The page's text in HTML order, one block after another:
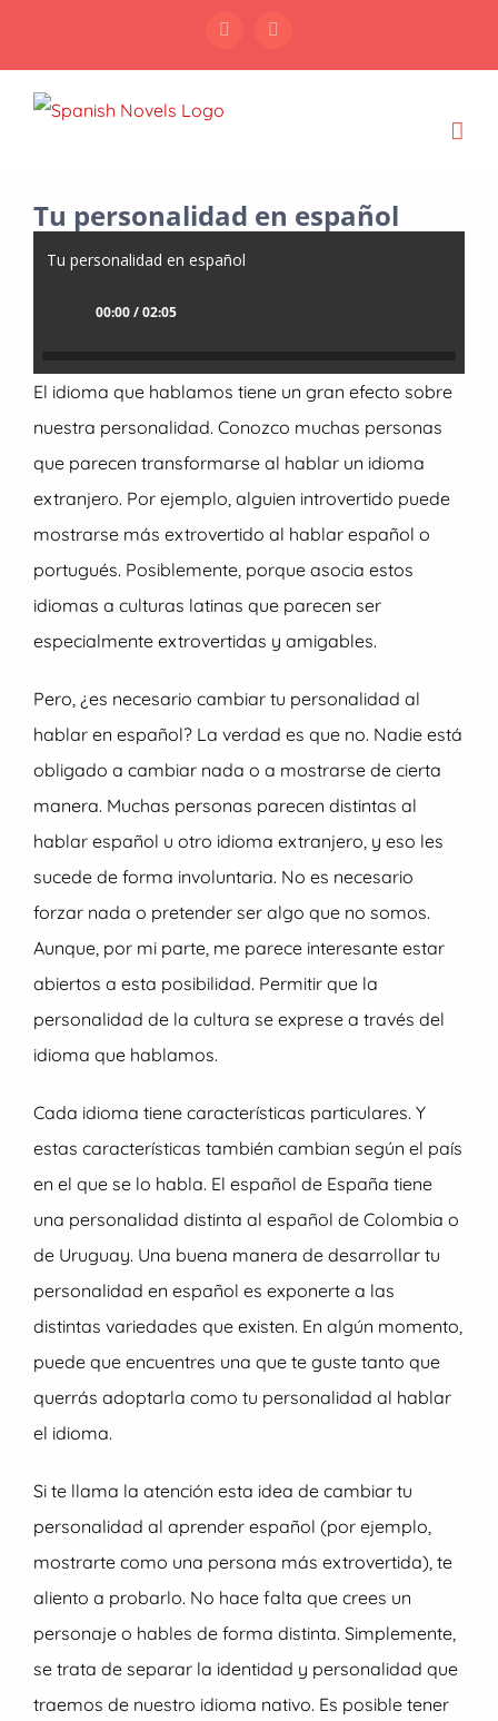
content
FacebookInstagram
Tu personalidad en español
Tu personalidad en español
00:00 / 02:05
El idioma que hablamos tiene un gran efecto sobre
nuestra personalidad. Conozco muchas personas
que parecen transformarse al hablar un idioma
extranjero. Por ejemplo, alguien introvertido puede
mostrarse más extrovertido al hablar español o
portugués. Posiblemente, porque asocia estos
idiomas a culturas latinas que parecen ser
especialmente extrovertidas y amigables.
Pero, ¿es necesario cambiar tu personalidad al
hablar en español? La verdad es que no. Nadie está
obligado a cambiar nada o a mostrarse de cierta
manera. Muchas personas parecen distintas al
hablar español u otro idioma extranjero, y eso les
sucede de forma involuntaria. No es necesario
forzar nada o pretender ser algo que no somos.
Aunque, por mi parte, me parece interesante estar
abiertos a esta posibilidad. Permitir que la
personalidad de la cultura se exprese a través del
idioma que hablamos.
Cada idioma tiene características particulares. Y
estas características también cambian según el país
en el que se lo habla. El español de España tiene
una personalidad distinta al español de Colombia o
de Uruguay. Una buena manera de desarrollar tu
personalidad en español es exponerte a las
distintas variedades que existen. En algún momento,
puede que encuentres una que te guste tanto que
querrás adoptarla como tu personalidad al hablar
el idioma.
Si te llama la atención esta idea de cambiar tu
personalidad al aprender español (por ejemplo,
mostrarte como una persona más extrovertida), te
aliento a probarlo. No hace falta que crees un
personaje o hables de forma distinta. Simplemente,
se trata de separar la identidad y personalidad que
traemos de nuestro idioma nativo. Es posible tener